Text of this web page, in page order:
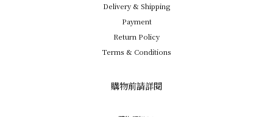
Delivery & Shipping
Payment
Return Policy
Terms & Conditions
購物前請詳閱